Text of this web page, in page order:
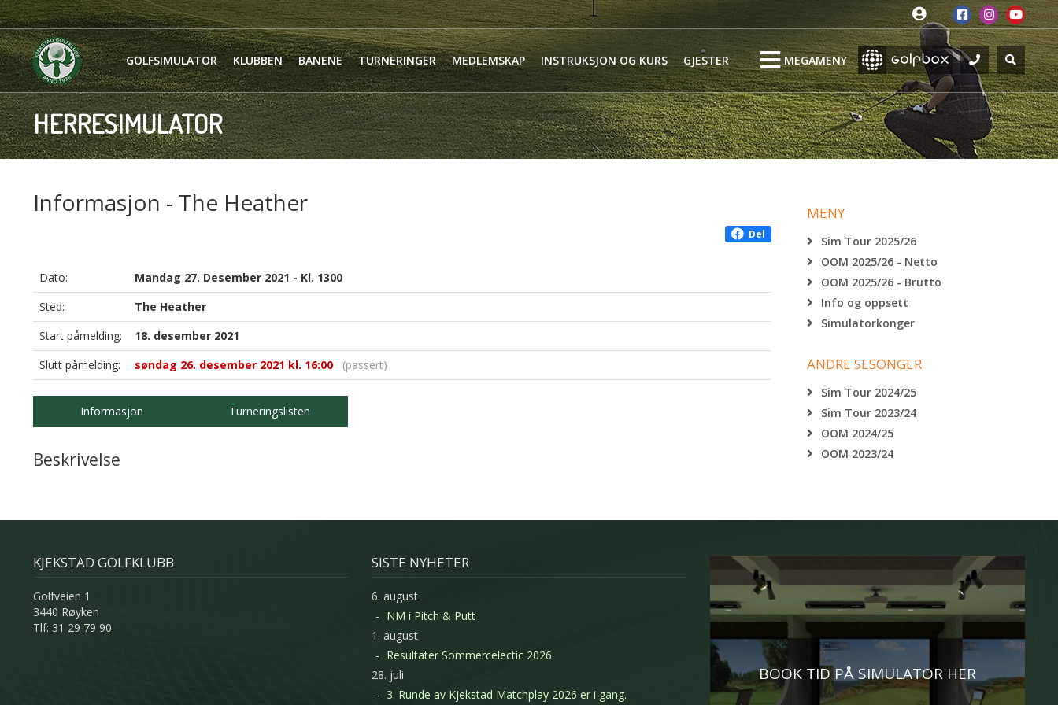
GOLFSIMULATOR KLUBBEN BANENE TURNERINGER MEDLEMSKAP INSTRUKSJON OG KURS GJESTER MEGAMENY
HERRESIMULATOR
Informasjon - The Heather
Del
Dato:
Mandag 27. Desember 2021 - Kl. 1300
Sted:
The Heather
Start påmelding:
18. desember 2021
Slutt påmelding:
søndag 26. desember 2021 kl. 16:00 (passert)
Informasjon Turneringslisten
Beskrivelse
MENY
Sim Tour 2025/26
OOM 2025/26 - Netto
OOM 2025/26 - Brutto
Info og oppsett
Simulatorkonger
ANDRE SESONGER
Sim Tour 2024/25
Sim Tour 2023/24
OOM 2024/25
OOM 2023/24
KJEKSTAD GOLFKLUBB
Golfveien 1
3440 Røyken
Tlf: 31 29 79 90
SISTE NYHETER
6. august
NM i Pitch & Putt
1. august
Resultater Sommercelectic 2026
28. juli
3. Runde av Kjekstad Matchplay 2026 er i gang.
BOOK TID PÅ SIMULATOR HER